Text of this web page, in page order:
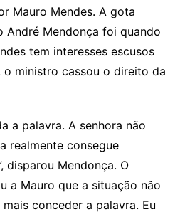
Mauro Mendes. A gota
André Mendonça foi quando
tem interesses escusos
o ministro cassou o direito da
a palavra. A senhora não
realmente consegue
disparou Mendonça. O
a Mauro que a situação não
conceder a palavra. Eu